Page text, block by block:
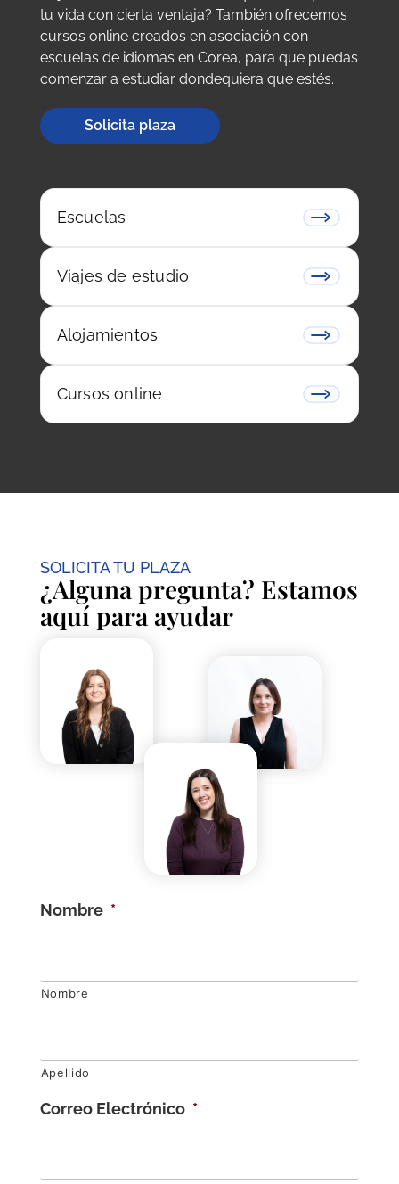
tu vida con cierta ventaja? También ofrecemos
cursos online creados en asociación con
escuelas de idiomas en Corea, para que puedas
comenzar a estudiar dondequiera que estés.
Solicita plaza
Escuelas
Viajes de estudio
Alojamientos
Cursos online
SOLICITA TU PLAZA
¿Alguna pregunta? Estamos
aquí para ayudar
Nombre *
Nombre
Apellido
Correo Electrónico *